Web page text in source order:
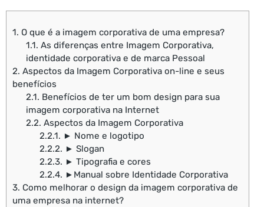
1. O que é a imagem corporativa de uma empresa?
1.1. As diferenças entre Imagem Corporativa,
identidade corporativa e de marca Pessoal
2. Aspectos da Imagem Corporativa on-line e seus
benefícios
2.1. Benefícios de ter um bom design para sua
imagem corporativa na Internet
2.2. Aspectos da Imagem Corporativa
2.2.1. ► Nome e logotipo
2.2.2. ► Slogan
2.2.3. ► Tipografia e cores
2.2.4. ►Manual sobre Identidade Corporativa
3. Como melhorar o design da imagem corporativa de
uma empresa na internet?